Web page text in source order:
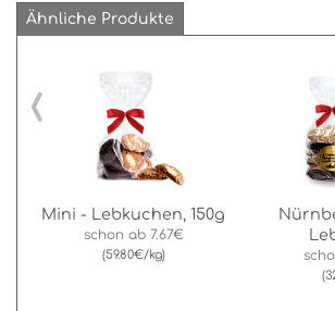
Ähnliche Produkte
Mini - Lebkuchen, 150g
schon ab 7.67€
(59.80€/kg)
‹